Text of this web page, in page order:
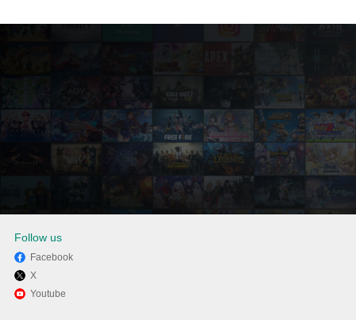
Tận hưởng chơi Mr Ninja -
Follow us
Facebook
X
Youtube